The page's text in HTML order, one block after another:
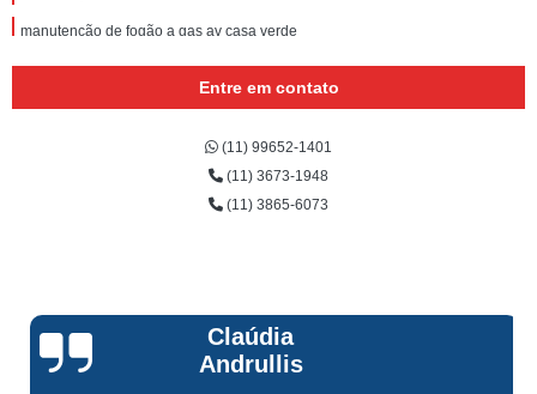
manutenção de fogão a gas av casa verde
qual o preço de manutenção em fogão Higienópolis
qual o valor de manutenção fogão electrolux Vila Butantã
qual o valor de manutenção de fogão a gas Centro
manutenção fogão orçar perdizes
Entre em contato
(11) 99652-1401
(11) 3673-1948
(11) 3865-6073
Claúdia
Andrullis